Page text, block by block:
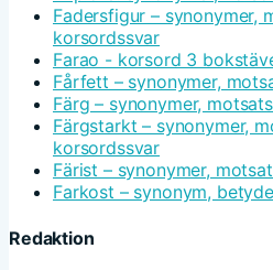
Fadersfigur – synonymer,
korsordssvar
Farao - korsord 3
Fårfett – synonymer,
Färg – synonymer,
Färgstarkt – synonymer,
korsordssvar
Färist – synonymer,
Farkost – synonym,
Redaktion